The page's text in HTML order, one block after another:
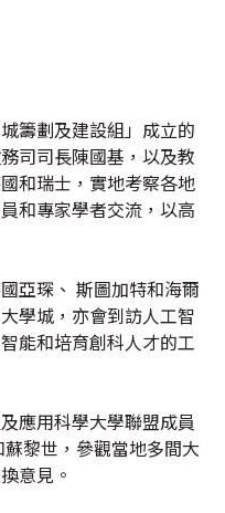
籌劃及建設組」成立的
司司長陳國基，以及教
和瑞士，實地考察各地
和專家學者交流，以高
亞琛、 斯圖加特和海爾
學城，亦會到訪人工智
能和培育創科人才的工
應用科學大學聯盟成員
黎世，參觀當地多間大
意見。